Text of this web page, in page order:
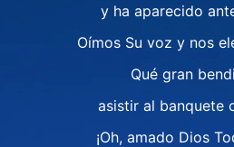
y ha aparecido
Oímos Su voz y nos
Qué gran
asistir al banquete
¡Oh, amado Dios